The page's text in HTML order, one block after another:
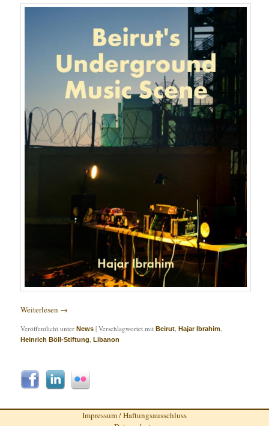
Weiterlesen →
Veröffentlicht unter News |Verschlagwortet mit Beirut ,Hajar Ibrahim
Heinrich Böll-Stiftung ,Libanon
Impressum / Haftungsausschluss